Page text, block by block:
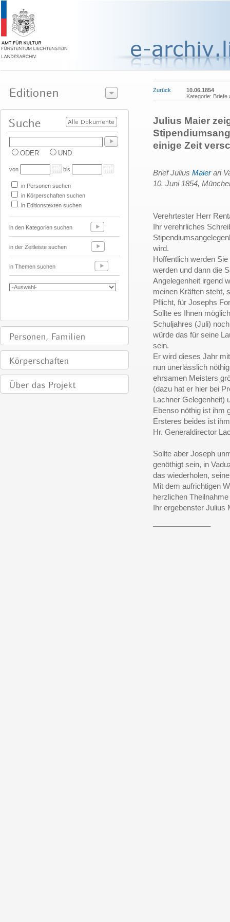
ODER UND
von bis
in Personen suchen
in Körperschaften suchen
in Editionstexten suchen
in den Kategorien suchen
in der Zeitleiste suchen
in Themen suchen
Zurück
10.06.1854
Kategorie:
Julius Maier
einige Zeit
Brief Julius Maieran
10. Juni 1854,
Verehrtester Herr
Ihr verehrliches
wird.
Hoffentlich werden
werden und dann die
Angelegenheit irgend
meinen Kräften steht,
Pflicht, für Josephs
Sollte es Ihnen
Schuljahres (Juli)
würde das für seine
sein.
Er wird dieses Jahr
nun unerlässlich
ehrsamen Meisters
(dazu hat er hier bei
Lachner Gelegenheit)
Ebenso nöthig ist ihm
Ersteres beides ist
Hr. Generaldirector
Sollte aber Joseph
genöthigt sein, in
das wiederholen,
Mit dem aufrichtigen
herzlichen
Ihr ergebenster Julius